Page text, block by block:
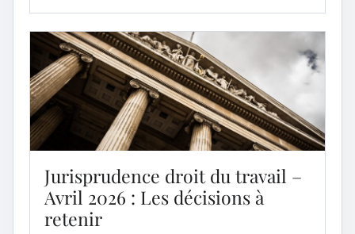
Jurisprudence droit du travail –
Avril 2026 : Les décisions à
retenir